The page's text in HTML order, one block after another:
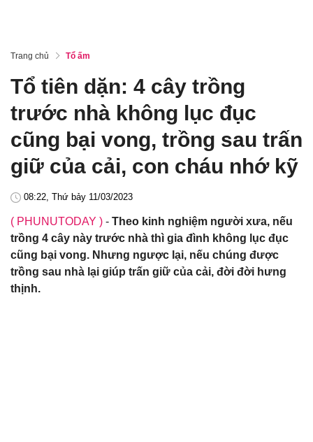
Trang chủ Tổ ấm
Tổ tiên dặn: 4 cây trồng
trước nhà không lục đục
cũng bại vong, trồng sau trấn
giữ của cải, con cháu nhớ kỹ
08:22, Thứ bảy 11/03/2023
( PHUNUTODAY ) - Theo kinh nghiệm người xưa, nếu
trồng 4 cây này trước nhà thì gia đình không lục đục
cũng bại vong. Nhưng ngược lại, nếu chúng được
trồng sau nhà lại giúp trấn giữ của cải, đời đời hưng
thịnh.